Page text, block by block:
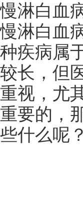
慢淋白血
慢淋白血
种疾病属
较长，但
重视，尤
重要的，
些什么呢？